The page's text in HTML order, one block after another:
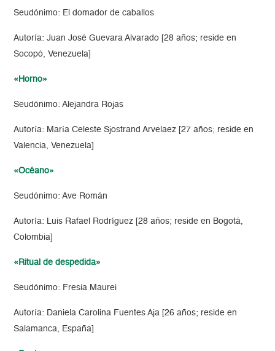
Seudónimo: El domador de caballos
Autoría: Juan José Guevara Alvarado [28 años; reside en
Socopó, Venezuela]
«Horno»
Seudónimo: Alejandra Rojas
Autoría: María Celeste Sjostrand Arvelaez [27 años; reside en
Valencia, Venezuela]
«Océano»
Seudónimo: Ave Román
Autoría: Luis Rafael Rodríguez [28 años; reside en Bogotá,
Colombia]
«Ritual de despedida»
Seudónimo: Fresia Maurei
Autoría: Daniela Carolina Fuentes Aja [26 años; reside en
Salamanca, España]